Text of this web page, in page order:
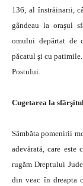
136, al înstrăinarii,
gândeau la oraşul
omului depărtat de
păcatul şi cu
Postului.
Cugetarea la
Sâmbăta pomenirii
adevărată, care este
rugăm Dreptului
din veac în dreapta